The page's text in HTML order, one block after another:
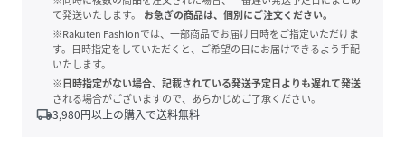
て発送いたします。
お急ぎの商品は、個別にご注文ください。
※Rakuten Fashionでは、一部商品でお届け日時をご指定いただけま
す。日時指定をしていただくと、ご希望の日にお届けできるよう手配
いたします。
※日時指定がない場合、記載されている発送予定日よりも遅れて発送
される場合がございますので、あらかじめご了承ください。
local_shipping3,980円以上の購入で送料無料